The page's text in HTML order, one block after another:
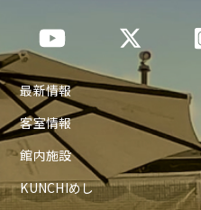
最新情報
客室情報
館内施設
KUNCHIめし